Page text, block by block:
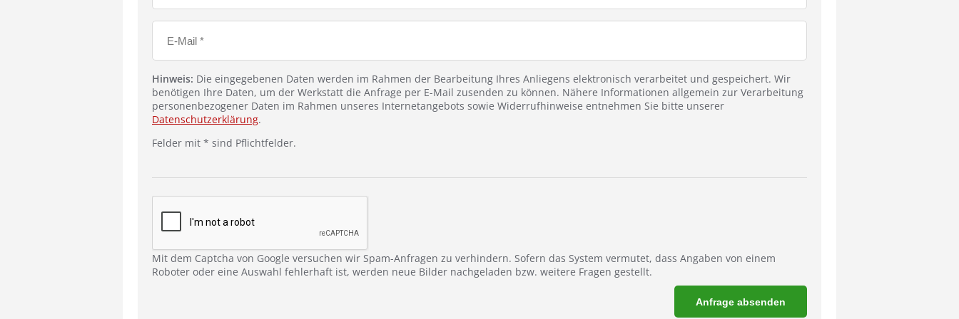
Hinweis: Die eingegebenen Daten werden im Rahmen der Bearbeitung Ihres Anliegens elektronisch verarbeitet und gespeichert. Wir
benötigen Ihre Daten, um der Werkstatt die Anfrage per E-Mail zusenden zu können. Nähere Informationen allgemein zur Verarbeitung
personenbezogener Daten im Rahmen unseres Internetangebots sowie Widerrufhinweise entnehmen Sie bitte unserer
Datenschutzerklärung.
Felder mit * sind Pflichtfelder.
Mit dem Captcha von Google versuchen wir Spam-Anfragen zu verhindern. Sofern das System vermutet, dass Angaben von einem
Roboter oder eine Auswahl fehlerhaft ist, werden neue Bilder nachgeladen bzw. weitere Fragen gestellt.